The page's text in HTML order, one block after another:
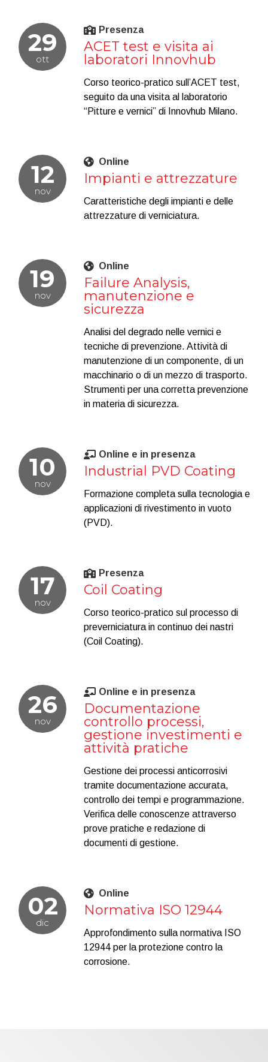
29
ott
Presenza
ACET test e visita ai
laboratori Innovhub
Corso teorico-pratico sull’ACET test,
seguito da una visita al laboratorio
“Pitture e vernici” di Innovhub Milano.
12
nov
Online
Impianti e attrezzature
Caratteristiche degli impianti e delle
attrezzature di verniciatura.
19
nov
Online
Failure Analysis,
manutenzione e
sicurezza
Analisi del degrado nelle vernici e
tecniche di prevenzione. Attività di
manutenzione di un componente, di un
macchinario o di un mezzo di trasporto.
Strumenti per una corretta prevenzione
in materia di sicurezza.
10
nov
Online e in presenza
Industrial PVD Coating
Formazione completa sulla tecnologia e
applicazioni di rivestimento in vuoto
(PVD).
17
nov
Presenza
Coil Coating
Corso teorico-pratico sul processo di
preverniciatura in continuo dei nastri
(Coil Coating).
26
nov
Online e in presenza
Documentazione
controllo processi,
gestione investimenti e
attività pratiche
Gestione dei processi anticorrosivi
tramite documentazione accurata,
controllo dei tempi e programmazione.
Verifica delle conoscenze attraverso
prove pratiche e redazione di
documenti di gestione.
02
dic
Online
Normativa ISO 12944
Approfondimento sulla normativa ISO
12944 per la protezione contro la
corrosione.